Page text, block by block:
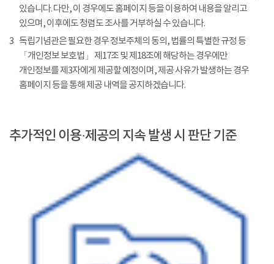
있습니다. 다만, 이 경우에도 홈페이지 등을 이용하여 내용을 알리고
있으며, 이후에도 청렴도 조사를 거부하실 수 있습니다.
3 독립기념관은 필요한 경우 정보주체의 동의, 법률의 특별한 규정 등
「개인정보 보호법」 제17조 및 제18조에 해당하는 경우에만
개인정보를 제3자에게 제공할 예정이며, 제공 사유가 발생하는 경우
홈페이지 등을 통해 제공 내역을 공지하겠습니다.
추가적인 이용·제공의 지속 발생 시 판단 기준